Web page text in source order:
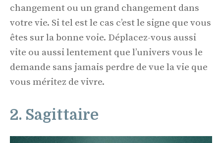
changement ou un grand changement dans
votre vie. Si tel est le cas c’est le signe que vous
êtes sur la bonne voie. Déplacez-vous aussi
vite ou aussi lentement que l’univers vous le
demande sans jamais perdre de vue la vie que
vous méritez de vivre.
2. Sagittaire